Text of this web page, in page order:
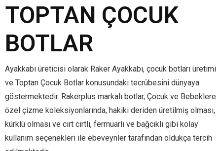
TOPTAN ÇOCUK
BOTLAR
Ayakkabı üreticisi olarak Raker Ayakkabı, çocuk botları üretimi
ve Toptan Çocuk Botlar konusundaki tecrübesini dünyaya
göstermektedir. Rakerplus markalı botlar, Çocuk ve Bebeklere
özel çizme koleksiyonlarında, hakiki deriden üretilmiş olması,
kürklü olması ve cırt cırtlı, fermuarlı ve bağcıklı gibi kolay
kullanım seçenekleri ile ebeveynler tarafından oldukça tercih